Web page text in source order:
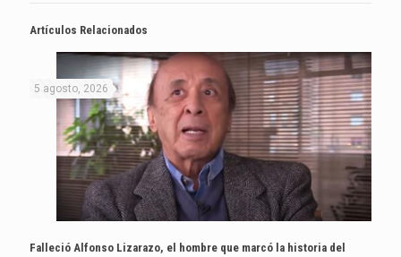
Artículos Relacionados
5 agosto, 2026
Falleció Alfonso Lizarazo, el hombre que marcó la historia del